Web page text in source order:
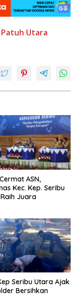
Utara
ASN,
Kec. Kep. Seribu
Juara
Seribu Utara Ajak
Bersihkan